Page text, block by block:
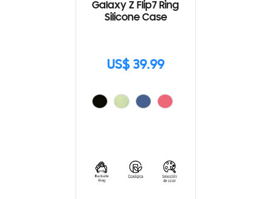
Galaxy Z Flip7 Ring
Silicone Case
US$ 39.99